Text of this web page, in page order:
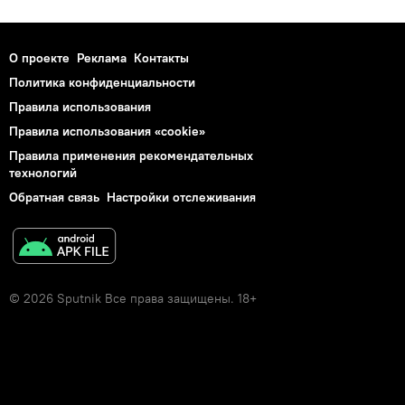
О проекте Реклама Контакты
Политика конфиденциальности
Правила использования
Правила использования «cookie»
Правила применения рекомендательных
технологий
Обратная связь Настройки отслеживания
© 2026 Sputnik Все права защищены. 18+